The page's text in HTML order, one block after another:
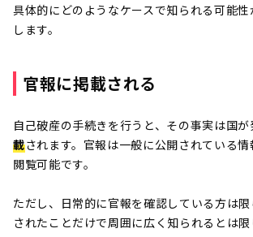
具体的にどのようなケースで知られる可能
します。
官報に掲載される
自己破産の手続きを行うと、その事実は国
載されます。官報は一般に公開されている情
閲覧可能です。
ただし、日常的に官報を確認している方は
されたことだけで周囲に広く知られるとは限